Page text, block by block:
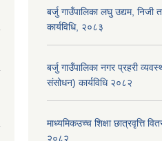
बर्जु गाउँपालिका लघु उद्यम, निजी
कार्यविधि, २०८३
बर्जु गाउँपालिका नगर प्रहरी
संसोधन) कार्यविधि २०८२
माध्यमिकउच्च शिक्षा छात्रवृत्ति
२०८२